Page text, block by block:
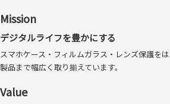
Mission
デジタルライフを豊かにする
スマホケース・フィルムガラス・レンズ保護を
製品まで幅広く取り揃えています。
Value